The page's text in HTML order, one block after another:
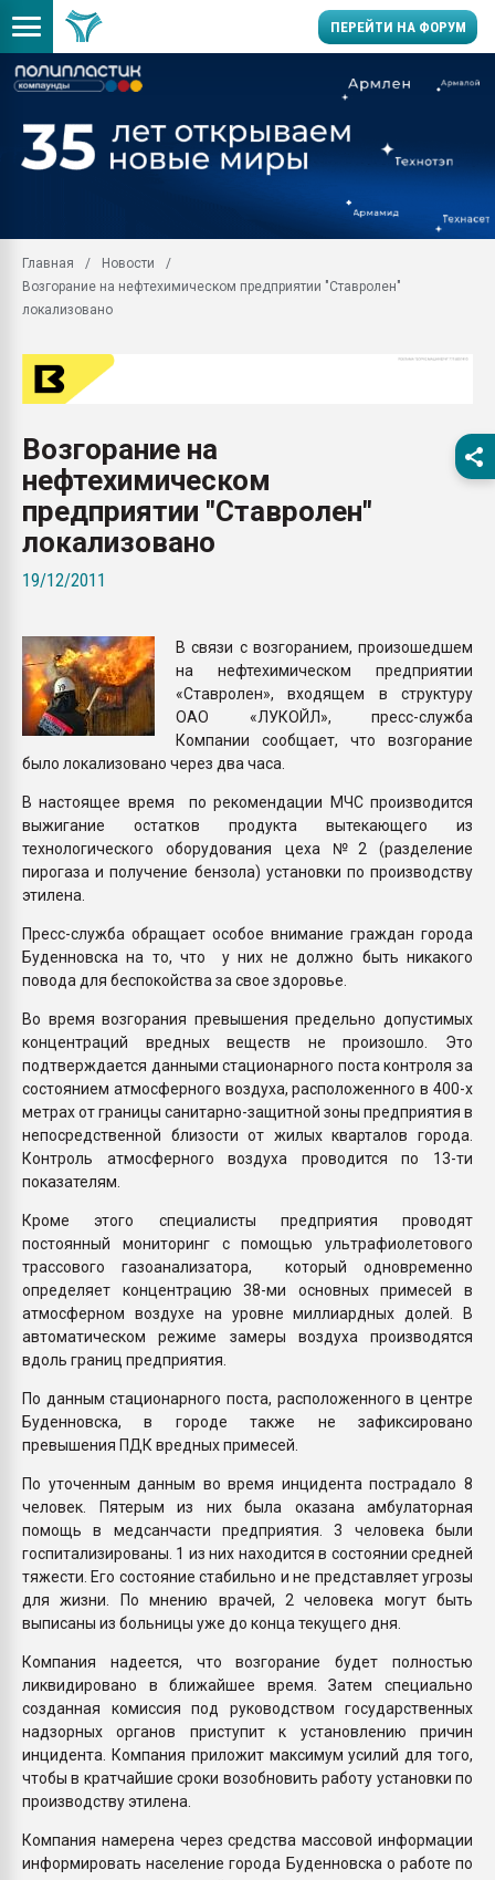
ПЕРЕЙТИ НА ФОРУМ
производство SPC
заводу пластмасс"
28.07.2026
ситуацией на
Всё, что касается
Главная
Новости
Возгорание на нефтехимическом предприятии "Ставролен"
локализовано
Возгорание на
нефтехимическом
предприятии "Ставролен"
локализовано
19/12/2011
В связи с возгоранием, произошедшем
на нефтехимическом предприятии
«Ставролен», входящем в структуру
ОАО «ЛУКОЙЛ», пресс-служба
Компании сообщает, что возгорание
было локализовано через два часа.
В настоящее время по рекомендации МЧС производится
выжигание остатков продукта вытекающего из
технологического оборудования цеха №2 (разделение
пирогаза и получение бензола) установки по производству
этилена.
Пресс-служба обращает особое внимание граждан города
Буденновска на то, что у них не должно быть никакого
повода для беспокойства за свое здоровье.
Во время возгорания превышения предельно допустимых
концентраций вредных веществ не произошло. Это
подтверждается данными стационарного поста контроля за
состоянием атмосферного воздуха, расположенного в 400-х
метрах от границы санитарно-защитной зоны предприятия в
непосредственной близости от жилых кварталов города.
Контроль атмосферного воздуха проводится по 13-ти
показателям.
Кроме этого специалисты предприятия проводят
постоянный мониторинг с помощью ультрафиолетового
трассового газоанализатора, который одновременно
определяет концентрацию 38-ми основных примесей в
атмосферном воздухе на уровне миллиардных долей. В
автоматическом режиме замеры воздуха производятся
вдоль границ предприятия.
По данным стационарного поста, расположенного в центре
Буденновска, в городе также не зафиксировано
превышения ПДК вредных примесей.
По уточенным данным во время инцидента пострадало 8
человек. Пятерым из них была оказана амбулаторная
помощь в медсанчасти предприятия. 3 человека были
госпитализированы. 1 из них находится в состоянии средней
тяжести. Его состояние стабильно и не представляет угрозы
для жизни. По мнению врачей, 2 человека могут быть
выписаны из больницы уже до конца текущего дня.
Компания надеется, что возгорание будет полностью
ликвидировано в ближайшее время. Затем специально
созданная комиссия под руководством государственных
надзорных органов приступит к установлению причин
инцидента. Компания приложит максимум усилий для того,
чтобы в кратчайшие сроки возобновить работу установки по
производству этилена.
Компания намерена через средства массовой информации
информировать население города Буденновска о работе по